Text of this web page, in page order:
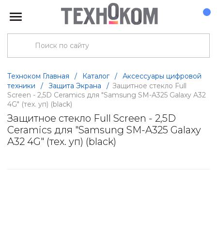
Техноком Главная / Каталог /
Аксессуары цифровой
техники
/ Защита Экрана / Защитное стекло Full
Screen - 2,5D Ceramics для "Samsung SM-A325 Galaxy A32
4G" (тех. уп) (black)
Защитное стекло Full Screen - 2,5D
Ceramics для "Samsung SM-A325 Galaxy
A32 4G" (тех. уп) (black)